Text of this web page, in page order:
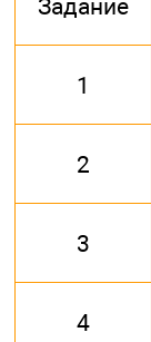
Задание
1
2
3
4